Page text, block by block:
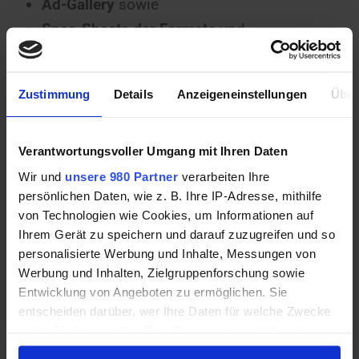
Zustimmung Details Anzeigeneinstellungen
Verantwortungsvoller Umgang mit Ihren Daten
Wir und unsere 980 Partner verarbeiten Ihre
persönlichen Daten, wie z. B. Ihre IP-Adresse, mithilfe
von Technologien wie Cookies, um Informationen auf
Ihrem Gerät zu speichern und darauf zuzugreifen und so
personalisierte Werbung und Inhalte, Messungen von
Werbung und Inhalten, Zielgruppenforschung sowie
Entwicklung von Angeboten zu ermöglichen. Sie
entscheiden darüber, wer Ihre Daten für welche Zwecke
Cookie-Erklärung oder durch Klicken auf das Privacy
Ad-Gallery sowie
Spec-Sheets der Formateund
Mockups
damit sich Werbekunden visuell überzeugen
oder inspirieren lassen können, welche